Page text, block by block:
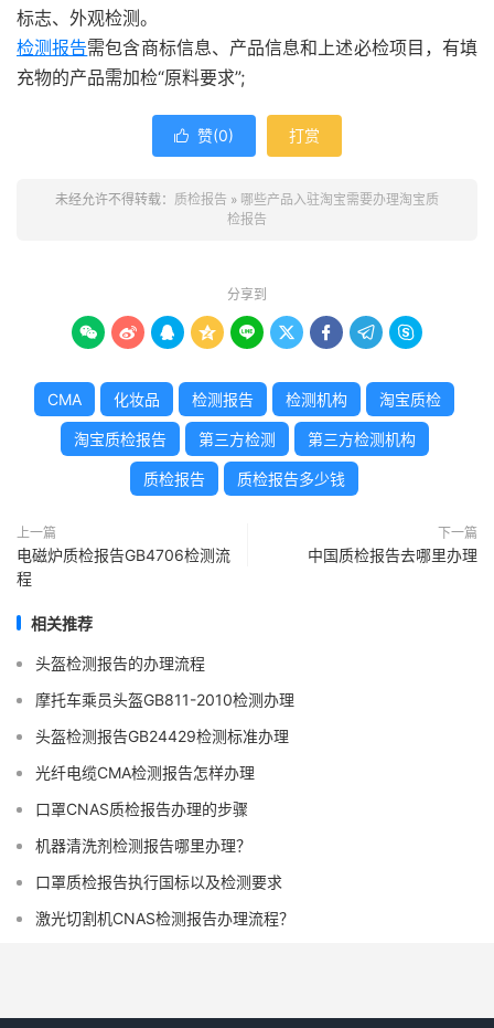
标志、外观检测。
检测报告需包含商标信息、产品信息和上述必检项目，有填
充物的产品需加检“原料要求”;
 赞(0) 打赏
未经允许不得转载： 质检报告 » 哪些产品入驻淘宝需要办理淘宝质
检报告
分享到
        
CMA 化妆品 检测报告 检测机构 淘宝质检
淘宝质检报告 第三方检测 第三方检测机构
质检报告 质检报告多少钱
上一篇
电磁炉质检报告GB4706检测流
程
下一篇
中国质检报告去哪里办理
相关推荐
头盔检测报告的办理流程
摩托车乘员头盔GB811-2010检测办理
头盔检测报告GB24429检测标准办理
光纤电缆CMA检测报告怎样办理
口罩CNAS质检报告办理的步骤
机器清洗剂检测报告哪里办理？
口罩质检报告执行国标以及检测要求
激光切割机CNAS检测报告办理流程？